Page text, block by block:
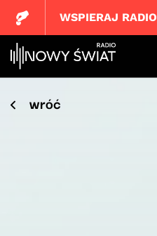
WSPIERAJ RADIO
wróć